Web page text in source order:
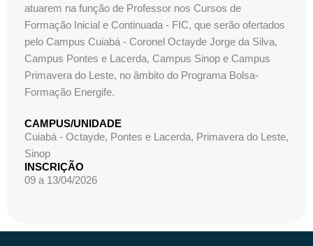
atuarem na função de Professor nos Cursos de
Formação Inicial e Continuada - FIC, que serão ofertados
pelo Campus Cuiabá - Coronel Octayde Jorge da Silva,
Campus Pontes e Lacerda, Campus Sinop e Campus
Primavera do Leste, no âmbito do Programa Bolsa-
Formação Energife.
CAMPUS/UNIDADE
Cuiabá - Octayde, Pontes e Lacerda, Primavera do Leste,
Sinop
INSCRIÇÃO
09 a 13/04/2026